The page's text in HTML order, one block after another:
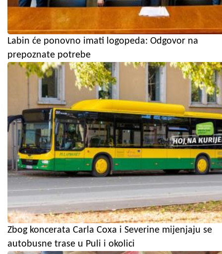
Labin će ponovno imati logopeda: Odgovor na
prepoznate potrebe
Zbog koncerata Carla Coxa i Severine mijenjaju se
autobusne trase u Puli i okolici